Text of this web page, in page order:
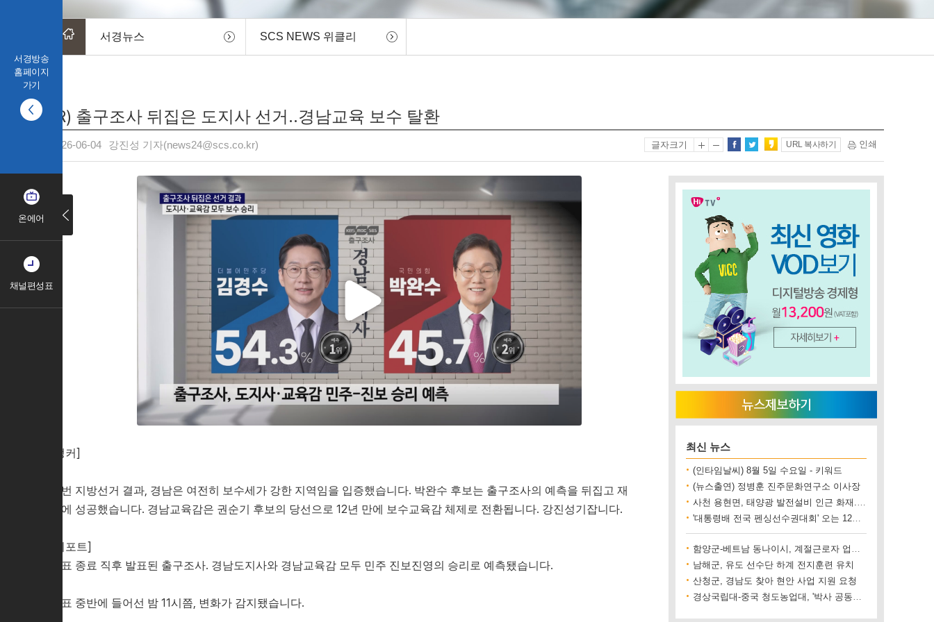
서경방송
홈페이지
가기
온에어
채널편성표
서경뉴스 SCS NEWS 위클리
(R) 출구조사 뒤집은 도지사 선거..경남교육 보수 탈환
2026-06-04 강진성 기자(news24@scs.co.kr) 글자크기 URL 복사하기 인쇄
[앵커]
이번 지방선거 결과, 경남은 여전히 보수세가 강한 지역임을 입증했습니다. 박완수 후보는 출구조사의 예측을 뒤집고 재
선에 성공했습니다. 경남교육감은 권순기 후보의 당선으로 12년 만에 보수교육감 체제로 전환됩니다. 강진성기잡니다.
[리포트]
투표 종료 직후 발표된 출구조사. 경남도지사와 경남교육감 모두 민주 진보진영의 승리로 예측됐습니다.
개표 중반에 들어선 밤 11시쯤, 변화가 감지됐습니다.
최신 뉴스
(인타임날씨) 8월 5일 수요일 - 키워드
(뉴스출연) 정병훈 진주문화연구소 이사장
사천 용현면, 태양광 발전설비 인근 화재..재산 피해 500만 원 상당
'대통령배 전국 펜싱선수권대회' 오는 12일 진주에서 개최
함양군-베트남 동나이시, 계절근로자 업무협약 체결
남해군, 유도 선수단 하계 전지훈련 유치
산청군, 경남도 찾아 현안 사업 지원 요청
경상국립대-중국 청도농업대, '박사 공동양성' 업무협약 체결